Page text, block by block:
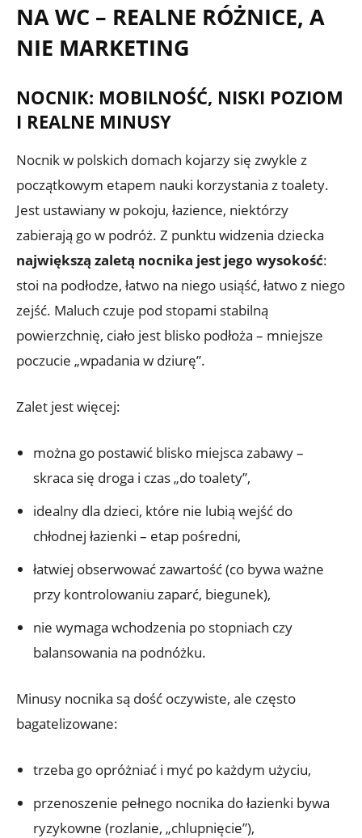
NA WC – REALNE RÓŻNICE, A
NIE MARKETING
NOCNIK: MOBILNOŚĆ, NISKI POZIOM
I REALNE MINUSY
Nocnik w polskich domach kojarzy się zwykle z
początkowym etapem nauki korzystania z toalety.
Jest ustawiany w pokoju, łazience, niektórzy
zabierają go w podróż. Z punktu widzenia dziecka
największą zaletą nocnika jest jego wysokość:
stoi na podłodze, łatwo na niego usiąść, łatwo z niego
zejść. Maluch czuje pod stopami stabilną
powierzchnię, ciało jest blisko podłoża – mniejsze
poczucie „wpadania w dziurę”.
Zalet jest więcej:
można go postawić blisko miejsca zabawy –
skraca się droga i czas „do toalety”,
idealny dla dzieci, które nie lubią wejść do
chłodnej łazienki – etap pośredni,
łatwiej obserwować zawartość (co bywa ważne
przy kontrolowaniu zaparć, biegunek),
nie wymaga wchodzenia po stopniach czy
balansowania na podnóżku.
Minusy nocnika są dość oczywiste, ale często
bagatelizowane:
trzeba go opróżniać i myć po każdym użyciu,
przenoszenie pełnego nocnika do łazienki bywa
ryzykowne (rozlanie, „chlupnięcie”),